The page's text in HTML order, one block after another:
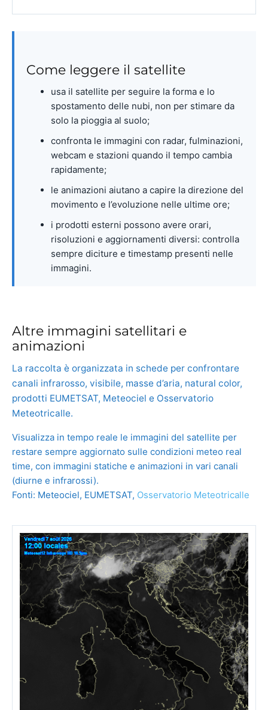
Come leggere il satellite
usa il satellite per seguire la forma e lo
spostamento delle nubi, non per stimare da
solo la pioggia al suolo;
confronta le immagini con radar, fulminazioni,
webcam e stazioni quando il tempo cambia
rapidamente;
le animazioni aiutano a capire la direzione del
movimento e l’evoluzione nelle ultime ore;
i prodotti esterni possono avere orari,
risoluzioni e aggiornamenti diversi: controlla
sempre diciture e timestamp presenti nelle
immagini.
Altre immagini satellitari e
animazioni
La raccolta è organizzata in schede per confrontare
canali infrarosso, visibile, masse d’aria, natural color,
prodotti EUMETSAT, Meteociel e Osservatorio
Meteotricalle.
Visualizza in tempo reale le immagini del satellite per
restare sempre aggiornato sulle condizioni meteo real
time, con immagini statiche e animazioni in vari canali
(diurne e infrarossi).
Fonti: Meteociel, EUMETSAT, Osservatorio Meteotricalle